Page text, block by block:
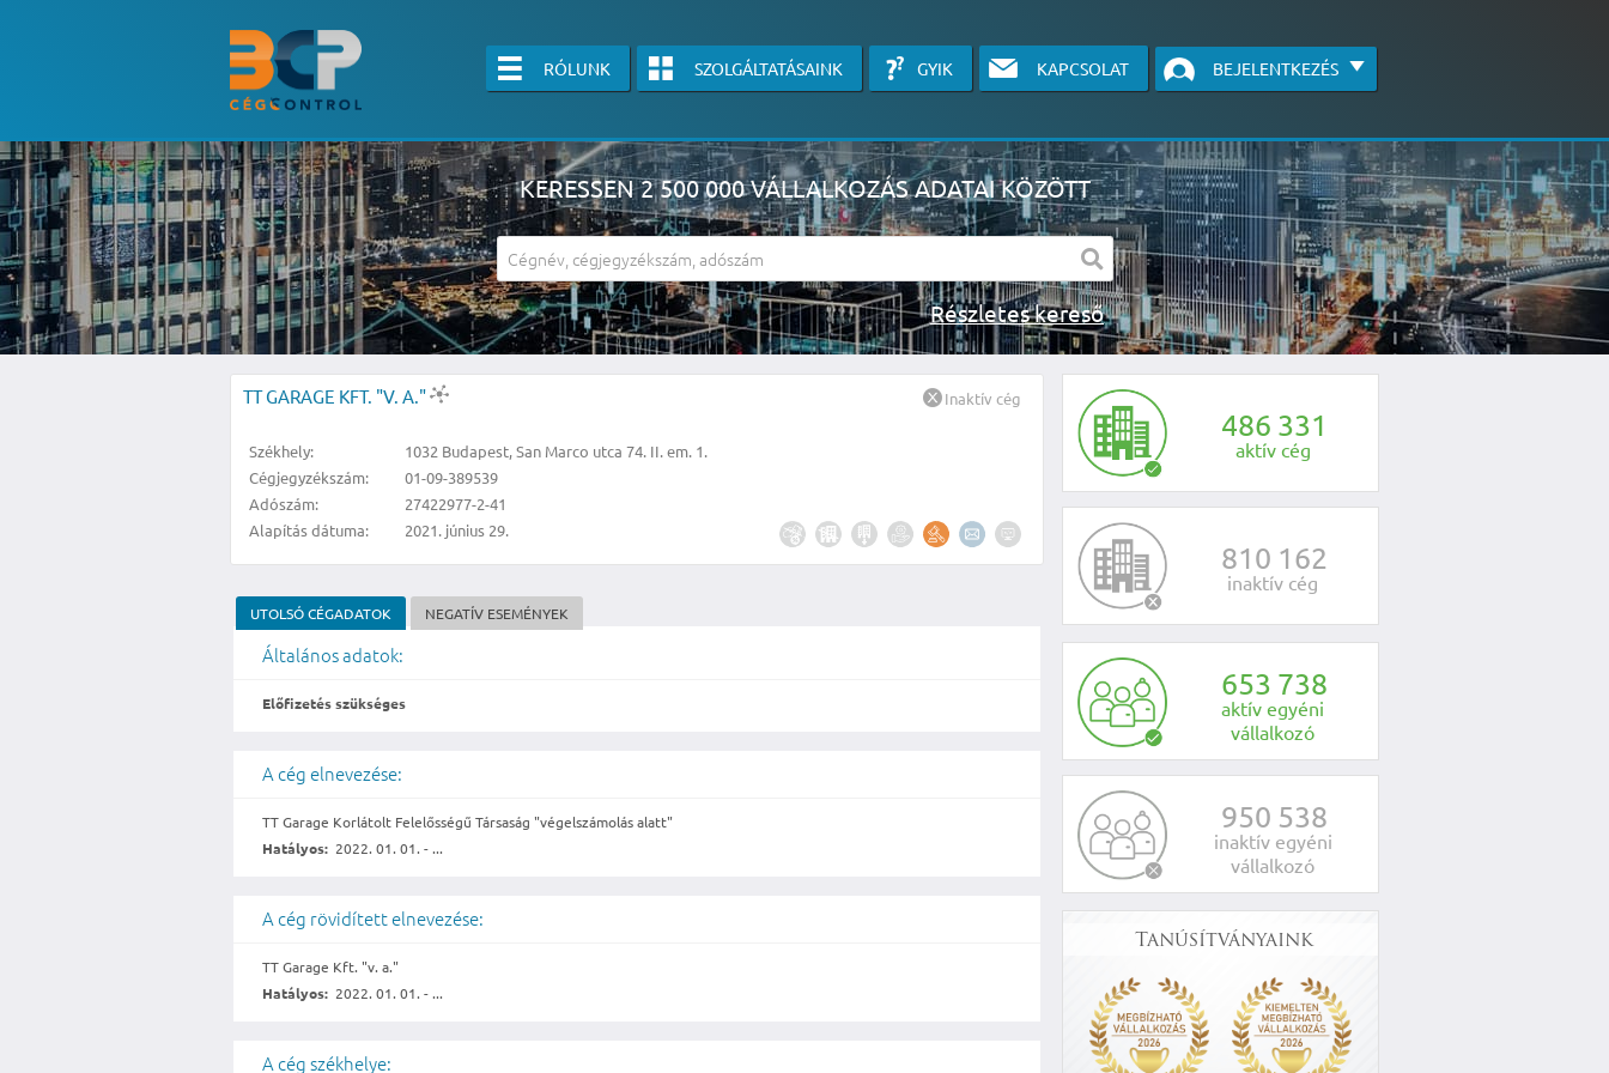
RÓLUNK SZOLGÁLTATÁSAINK GYIK KAPCSOLAT BEJELENTKEZÉS
KERESSEN 2 500 000 VÁLLALKOZÁS ADATAI KÖZÖTT
Részletes kereső
A részletes kereső csak belépett felhasználók számára érhető el, használatához kérjük jelentkezzen be, vagy vegye fel velünk a kapcsolatot az alábbi
486 331
aktív cég
810 162
inaktív cég
653 738
aktív egyéni
vállalkozó
950 538
inaktív egyéni
vállalkozó
Tanúsítványaink
TT GARAGE KFT. "V. A."
Székhely:
1032 Budapest, San Marco utca 74. II. em. 1.
Cégjegyzékszám:
01-09-389539
Adószám:
27422977-2-41
Alapítás dátuma:
2021. június 29.
Inaktív cég
UTOLSÓ CÉGADATOK NEGATÍV ESEMÉNYEK
Általános adatok:
Előfizetés szükséges
A cég elnevezése:
TT Garage Korlátolt Felelősségű Társaság "végelszámolás alatt"
Hatályos: 2022. 01. 01. - ...
A cég rövidített elnevezése:
TT Garage Kft. "v. a."
Hatályos: 2022. 01. 01. - ...
A cég székhelye: